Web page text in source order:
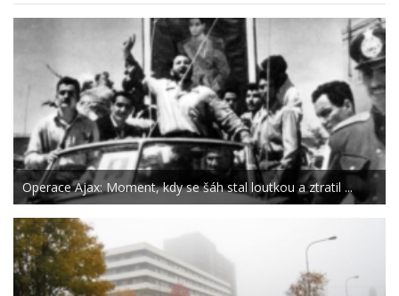
Operace Ajax: Moment, kdy se šáh stal loutkou a ztratil ...